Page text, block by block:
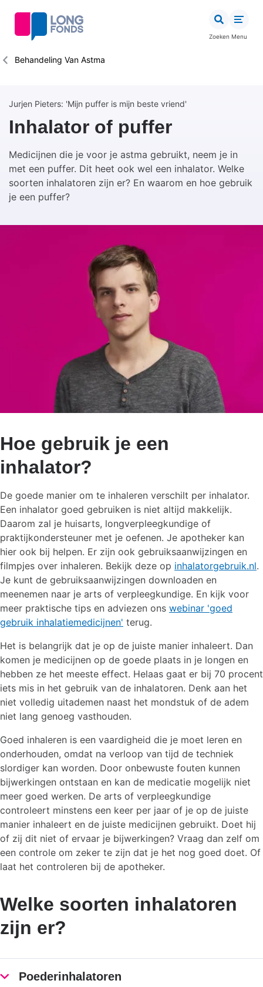
inhoud
Zoeken Menu
Kruimelpad
Behandeling Van Astma
Jurjen Pieters: 'Mijn puffer is mijn beste vriend'
Inhalator of puffer
Medicijnen die je voor je astma gebruikt, neem je in
met een puffer. Dit heet ook wel een inhalator. Welke
soorten inhalatoren zijn er? En waarom en hoe gebruik
je een puffer?
Hoe gebruik je een
inhalator?
De goede manier om te inhaleren verschilt per inhalator.
Een inhalator goed gebruiken is niet altijd makkelijk.
Daarom zal je huisarts, longverpleegkundige of
praktijkondersteuner met je oefenen. Je apotheker kan
hier ook bij helpen. Er zijn ook gebruiksaanwijzingen en
filmpjes over inhaleren. Bekijk deze op inhalatorgebruik.nl.
Je kunt de gebruiksaanwijzingen downloaden en
meenemen naar je arts of verpleegkundige. En kijk voor
meer praktische tips en adviezen ons webinar 'goed
gebruik inhalatiemedicijnen' terug.
Het is belangrijk dat je op de juiste manier inhaleert. Dan
komen je medicijnen op de goede plaats in je longen en
hebben ze het meeste effect. Helaas gaat er bij 70 procent
iets mis in het gebruik van de inhalatoren. Denk aan het
niet volledig uitademen naast het mondstuk of de adem
niet lang genoeg vasthouden.
Goed inhaleren is een vaardigheid die je moet leren en
onderhouden, omdat na verloop van tijd de techniek
slordiger kan worden. Door onbewuste fouten kunnen
bijwerkingen ontstaan en kan de medicatie mogelijk niet
meer goed werken. De arts of verpleegkundige
controleert minstens een keer per jaar of je op de juiste
manier inhaleert en de juiste medicijnen gebruikt. Doet hij
of zij dit niet of ervaar je bijwerkingen? Vraag dan zelf om
een controle om zeker te zijn dat je het nog goed doet. Of
laat het controleren bij de apotheker.
Welke soorten inhalatoren
zijn er?
Poederinhalatoren